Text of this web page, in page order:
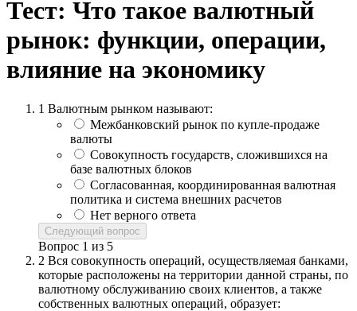
Тест: Что такое валютный
рынок: функции, операции,
влияние на экономику
1 Валютным рынком называют:
Межбанковский рынок по купле-продаже
валюты
Совокупность государств, сложившихся на
базе валютных блоков
Согласованная, координированная валютная
политика и система внешних расчетов
Нет верного ответа
Следующий вопрос
Вопрос 1 из 5
2 Вся совокупность операций, осуществляемая банками,
которые расположены на территории данной страны, по
валютному обслуживанию своих клиентов, а также
собственных валютных операций, образует: